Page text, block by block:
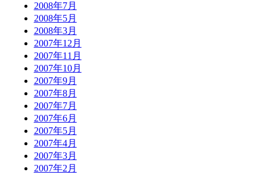
2008年7月
2008年5月
2008年3月
2007年12月
2007年11月
2007年10月
2007年9月
2007年8月
2007年7月
2007年6月
2007年5月
2007年4月
2007年3月
2007年2月